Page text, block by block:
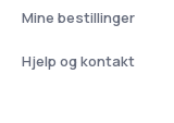
Mine bestillinger
Hjelp og kontakt